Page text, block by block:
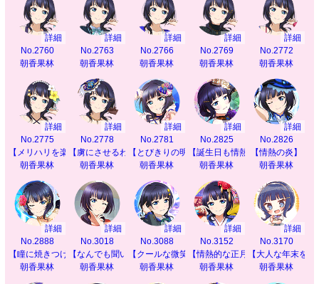
詳細
No.2760
朝香果林
詳細
No.2763
朝香果林
詳細
No.2766
朝香果林
詳細
No.2769
朝香果林
詳細
No.2772
朝香果林
詳細
No.2775
【メリハリを楽しんで】
朝香果林
詳細
No.2778
【虜にさせるわ】
朝香果林
詳細
No.2781
【とびきりの明日へ】
朝香果林
詳細
No.2825
【誕生日も情熱的に】
朝香果林
詳細
No.2826
【情熱の炎】
朝香果林
詳細
No.2888
【瞳に焼きつけて】
朝香果林
詳細
No.3018
【なんでも聞いて】
朝香果林
詳細
No.3088
【クールな微笑み】
朝香果林
詳細
No.3152
【情熱的な正月を】
朝香果林
詳細
No.3170
【大人な年末を】
朝香果林